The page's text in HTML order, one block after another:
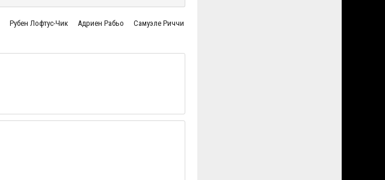
Рубен Лофтус-Чик Адриен Рабьо
Самуэле Риччи